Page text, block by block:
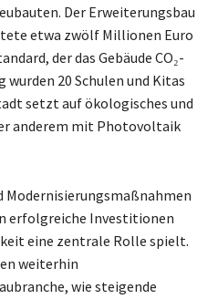
Der Erweiterungsbau
etwa zwölf Millionen Euro
der das Gebäude CO₂-
20 Schulen und Kitas
setzt auf ökologisches und
anderem mit Photovoltaik
Modernisierungsmaßnahmen
erfolgreiche Investitionen
eine zentrale Rolle spielt.
weiterhin
wie steigende